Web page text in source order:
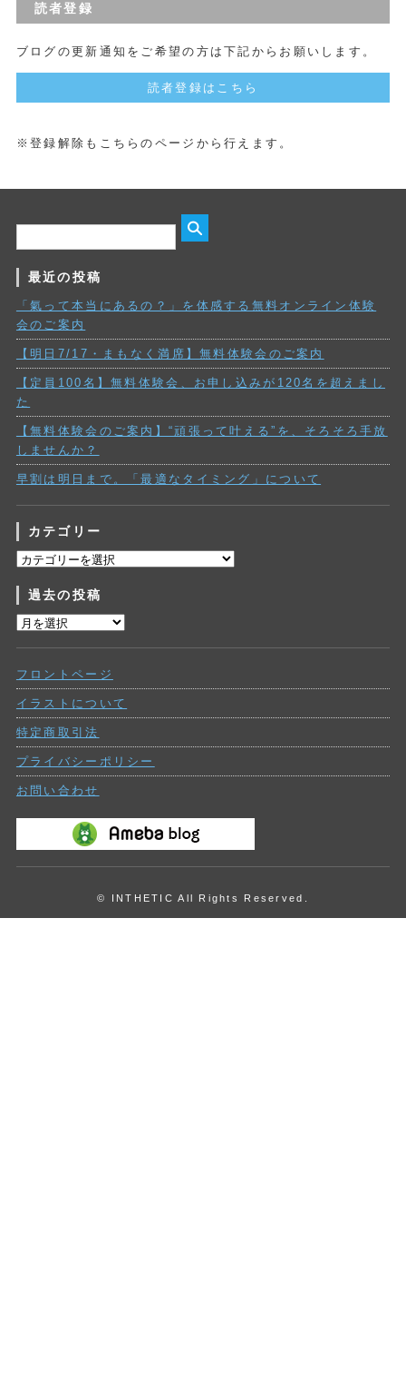
読者登録
ブログの更新通知をご希望の方は下記からお願いします。
読者登録はこちら
※登録解除もこちらのページから行えます。
最近の投稿
「氣って本当にあるの？」を体感する無料オンライン体験
会のご案内
【明日7/17・まもなく満席】無料体験会のご案内
【定員100名】無料体験会、お申し込みが120名を超えまし
た
【無料体験会のご案内】“頑張って叶える”を、そろそろ手放
しませんか？
早割は明日まで。「最適なタイミング」について
カテゴリー
カ
ゴ
リ
ー
過去の投稿
過
投
稿
フロントページ
イラストについて
特定商取引法
プライバシーポリシー
お問い合わせ
© INTHETIC All Rights Reserved.